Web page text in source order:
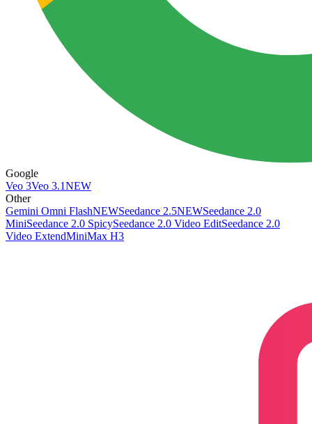
Google
Veo 3Veo 3.1NEW
Other
Gemini Omni FlashNEWSeedance 2.5NEWSeedance 2.0
MiniSeedance 2.0 SpicySeedance 2.0 Video EditSeedance 2.0
Video ExtendMiniMax H3